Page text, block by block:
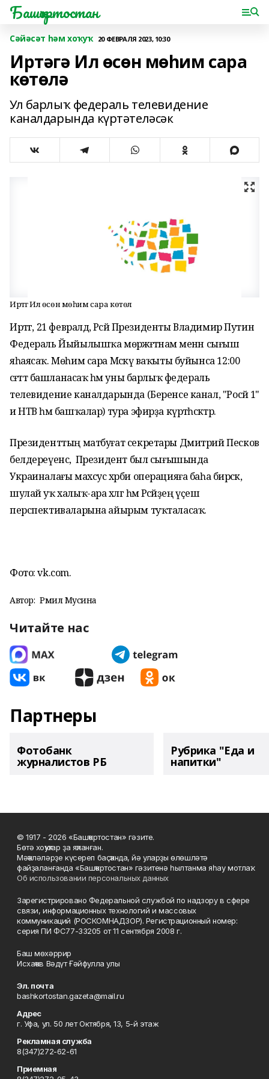
Башҡортостан
Сәйәсәт һәм хоҡуҡ 20 ФЕВРАЛЯ 2023, 10:30
Иртәгә Ил өсөн мөһим сара
көтөлә
Ул барлыҡ федераль телевидение
каналдарында күртәтеләсәк
Иртәгә Ил өсөн мөһим сара көтөлә
Иртәгә, 21 февралдә, Рәсәй Президенты Владимир Путин
Федераль Йыйылышҡа мөрәжәғәтнамә менән сығыш
яһаясаҡ. Мөһим сара Мәскәү ваҡыты буйынса 12:00
сәғәттә башланасаҡ һәм уны барлыҡ федераль
телевидение каналдарында (Беренсе канал, "Росәй 1"
и НТВ һәм башҡалар) тура эфирҙа күртәһәсәктәр.
Президенттың матбуғат секретары Дмитрий Песков
белдереүенсә, Президент был сығышында
Украиналағы махсус хәрби операцияға баһа бирәсәк,
шулай уҡ халыҡ-ара хәлгә һәм Рәсәйҙең үҫеш
перспективаларына айырым туҡталасаҡ.
Фото: vk.com.
Автор: Рәмилә Мусина
Читайте нас
Партнеры
Фотобанк
журналистов РБ
Рубрика "Еда и
напитки"
© 1917 - 2026 «Башҡортостан» гәзите.
Бөтә хоҡуҡтар ҙа яҡланған.
Мәҡәләләрҙе күсереп баҫҡанда, йә уларҙы өлөшләтә
файҙаланғанда «Башҡортостан» гәзитенә һылтанма яһау мотлаҡ.
Об использовании персональных данных
Зарегистрировано Федеральной службой по надзору в сфере
связи, информационных технологий и массовых
коммуникаций (РОСКОМНАДЗОР). Регистрационный номер:
серия ПИ ФС77-33205 от 11 сентября 2008 г.
Баш мөхәррир
Исхаҡов Вәдүт Ғәйфулла улы
Эл. почта
bashkortostan.gazeta@mail.ru
Адрес
г. Уфа, ул. 50 лет Октября, 13, 5-й этаж
Рекламная служба
8(347)272-62-61
Приемная